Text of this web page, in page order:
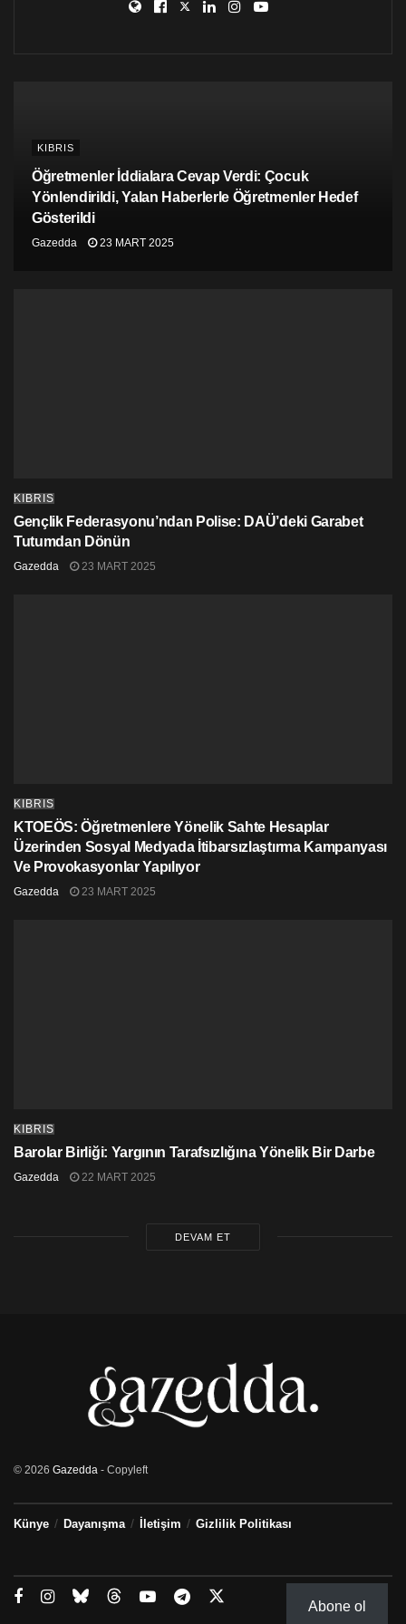
milliyetçi çevrelerin engelleriyle karşılaşılan bir
süleyman uluçay
KIBRIS
Öğretmenler İddialara Cevap Verdi: Çocuk
Yönlendirildi, Yalan Haberlerle Öğretmenler Hedef
Gösterildi
Gazedda 23 MART 2025
KIBRIS
Gençlik Federasyonu’ndan Polise: DAÜ’deki Garabet
Tutumdan Dönün
Gazedda 23 MART 2025
KIBRIS
KTOEÖS: Öğretmenlere Yönelik Sahte Hesaplar
Üzerinden Sosyal Medyada İtibarsızlaştırma Kampanyası
Ve Provokasyonlar Yapılıyor
Gazedda 23 MART 2025
KIBRIS
Barolar Birliği: Yargının Tarafsızlığına Yönelik Bir Darbe
Gazedda 22 MART 2025
DEVAM ET
© 2026 Gazedda - Copyleft
Künye Dayanışma İletişim Gizlilik Politikası
Abone ol